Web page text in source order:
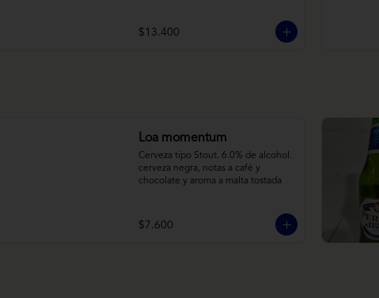
$13.400
Loa momentum
Cerveza tipo Stout. 6.0% de alcohol.
cerveza negra, notas a café y
chocolate y aroma a malta tostada
$7.600